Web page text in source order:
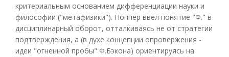
критериальным основанием дифференциации науки и
философии ("метафизики"). Поппер ввел понятие "Ф." в
дисциплинарный оборот, отталкиваясь не от стратегии
подтверждения, а (в духе концепции опровержения -
идеи "огненной пробы" Ф.Бэкона) ориентируясь на